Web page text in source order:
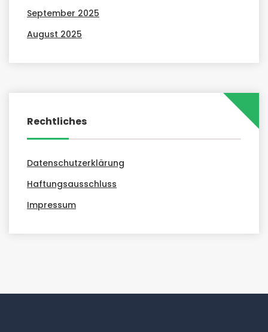
September 2025
August 2025
Rechtliches
Datenschutzerklärung
Haftungsausschluss
Impressum